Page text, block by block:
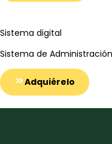
Sistema digital
Sistema de
Adquiérelo